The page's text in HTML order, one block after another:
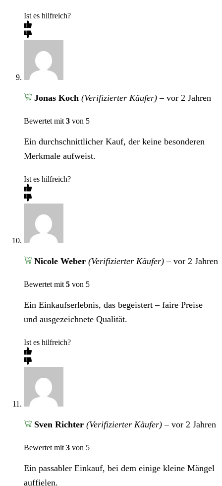
Ist es hilfreich?
Jonas Koch (Verifizierter Käufer) – vor 2 Jahren
Bewertet mit 3 von 5
Ein durchschnittlicher Kauf, der keine besonderen
Merkmale aufweist.
Ist es hilfreich?
Nicole Weber (Verifizierter Käufer) – vor 2 Jahren
Bewertet mit 5 von 5
Ein Einkaufserlebnis, das begeistert – faire Preise
und ausgezeichnete Qualität.
Ist es hilfreich?
Sven Richter (Verifizierter Käufer) – vor 2 Jahren
Bewertet mit 3 von 5
Ein passabler Einkauf, bei dem einige kleine Mängel
auffielen.